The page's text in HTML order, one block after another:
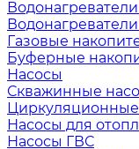
Газовые
Буферные
Насосы
Скважинные
Насосы для
Насосы ГВС